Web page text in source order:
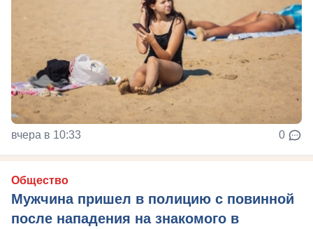
вчера в 10:33 0
Общество
Мужчина пришел в полицию с повинной
после нападения на знакомого в